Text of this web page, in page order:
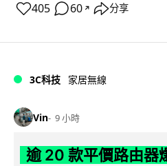
405 60 ↗ 分享
3C科技 家居無線
Vin 9 小時
逾 20 款平價路由器